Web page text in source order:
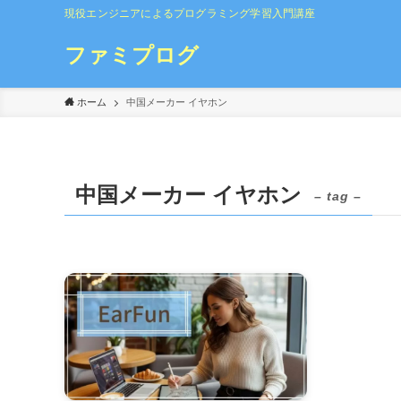
現役エンジニアによるプログラミング学習入門講座
ファミプログ
ホーム 中国メーカー イヤホン
中国メーカー イヤホン – tag –